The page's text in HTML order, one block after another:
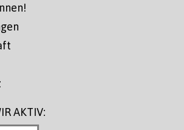
AKTIV: